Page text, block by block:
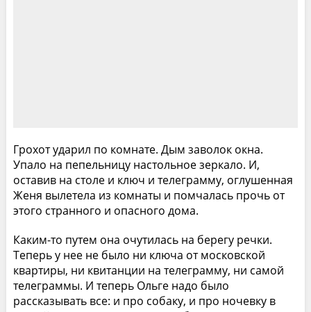
Грохот ударил по комнате. Дым заволок окна.
Упало на пепельницу настольное зеркало. И,
оставив на столе и ключ и телеграмму, оглушенная
Женя вылетела из комнаты и помчалась прочь от
этого странного и опасного дома.
Каким-то путем она очутилась на берегу речки.
Теперь у нее не было ни ключа от московской
квартиры, ни квитанции на телеграмму, ни самой
телеграммы. И теперь Ольге надо было
рассказывать все: и про собаку, и про ночевку в